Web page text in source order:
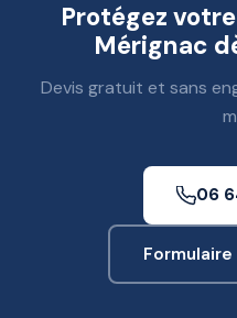
Protégez
Mérignac
Devis gratuit et sans
06